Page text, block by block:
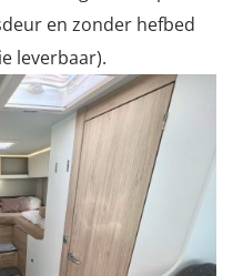
en zonder hefbed
leverbaar).